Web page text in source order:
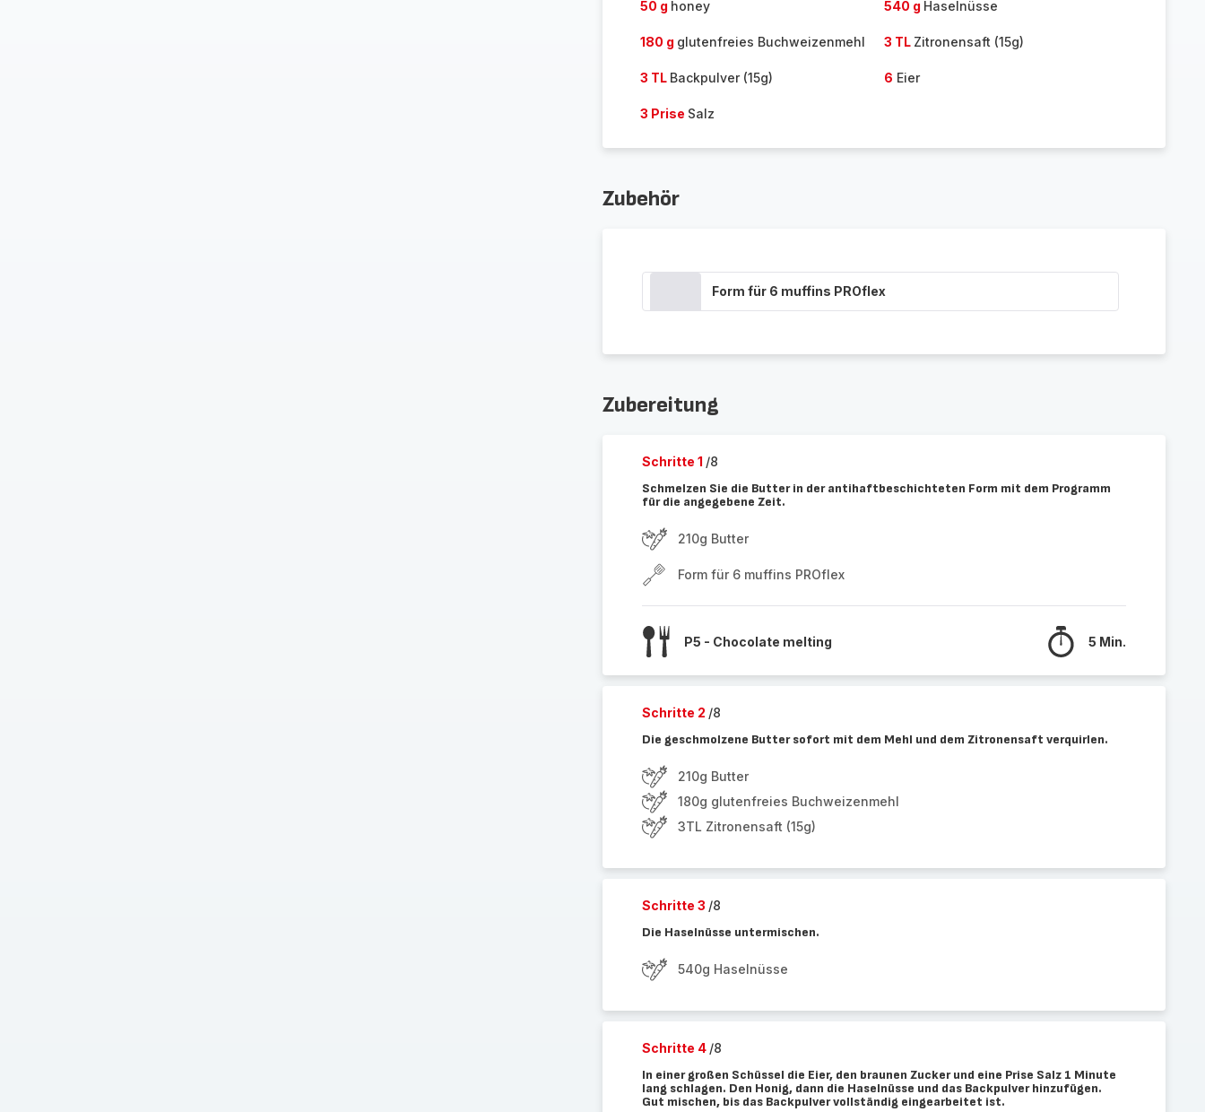
50 g honey 540 g Haselnüsse
180 g glutenfreies Buchweizenmehl 3 TL Zitronensaft (15g)
3 TL Backpulver (15g) 6 Eier
3 Prise Salz
Zubehör
Form für 6 muffins PROflex
Zubereitung
Schritte 1 /8
Schmelzen Sie die Butter in der antihaftbeschichteten Form mit dem Programm
für die angegebene Zeit.
210g Butter
Form für 6 muffins PROflex
P5 - Chocolate melting 5 Min.
Schritte 2 /8
Die geschmolzene Butter sofort mit dem Mehl und dem Zitronensaft verquirlen.
210g Butter
180g glutenfreies Buchweizenmehl
3TL Zitronensaft (15g)
Schritte 3 /8
Die Haselnüsse untermischen.
540g Haselnüsse
Schritte 4 /8
In einer großen Schüssel die Eier, den braunen Zucker und eine Prise Salz 1 Minute
lang schlagen. Den Honig, dann die Haselnüsse und das Backpulver hinzufügen.
Gut mischen, bis das Backpulver vollständig eingearbeitet ist.